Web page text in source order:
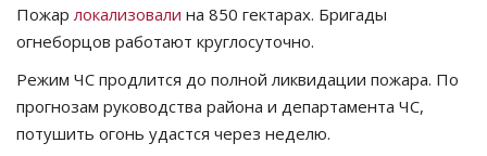
Пожарлокализовали на 850 гектарах. Бригады
огнеборцов работают круглосуточно.
Режим ЧС продлится до полной ликвидации пожара. По
прогнозам руководства района и департамента ЧС,
потушить огонь удастся через неделю.